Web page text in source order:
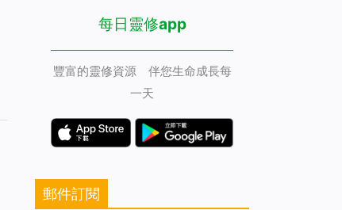
每日靈修app
豐富的靈修資源 伴您生命成長每
一天
郵件訂閱